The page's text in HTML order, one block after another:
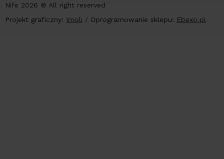
Nife 2026 ® All right reserved
Projekt graficzny: Imoli / Oprogramowanie sklepu: Ebexo.pl